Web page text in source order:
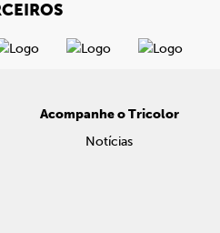
Acompanhe o Tricolor
Notícias